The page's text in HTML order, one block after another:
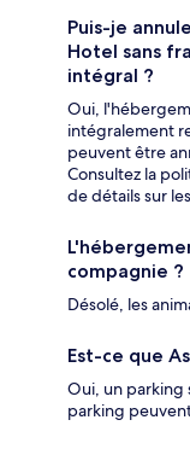
Puis-je
Hotel sans
intégral ?
Oui,
intégralement
peuvent être
Consultez la
de détails sur
compagnie ?
Désolé, les
Est-ce que
Oui, un parking
parking